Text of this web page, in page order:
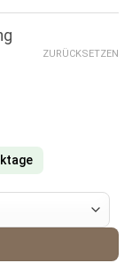
ZURÜCKSETZEN